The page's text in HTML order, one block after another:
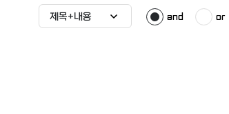
and or